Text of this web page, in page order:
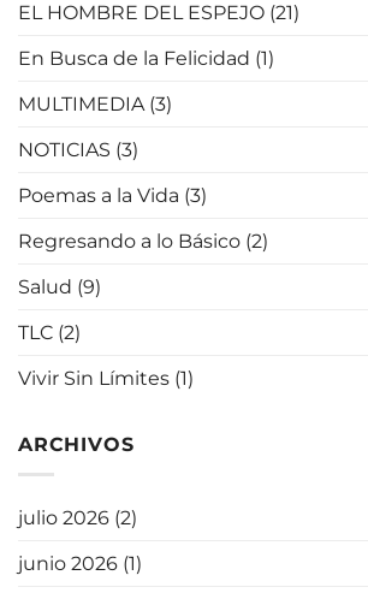
EL HOMBRE DEL ESPEJO (21)
En Busca de la Felicidad (1)
MULTIMEDIA(3)
NOTICIAS (3)
Poemas a la Vida (3)
Regresando a lo Básico (2)
Salud (9)
TLC (2)
Vivir Sin Límites (1)
ARCHIVOS
julio 2026 (2)
junio 2026 (1)